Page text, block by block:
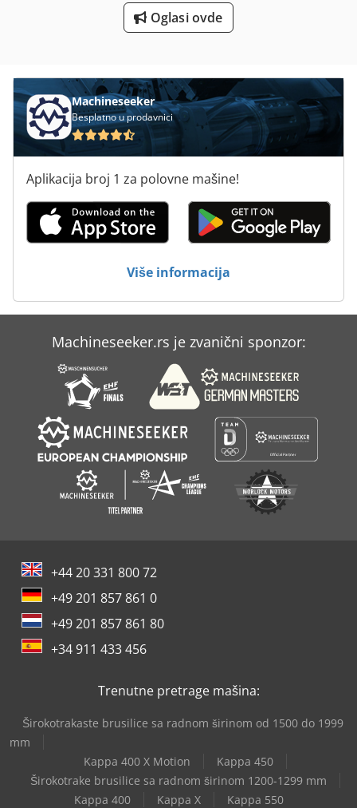
Štampanje Na Papiru
Oglasi ovde
Machineseeker
Besplatno u prodavnici
Aplikacija broj 1 za polovne mašine!
Više informacija
Machineseeker.rs je zvanični sponzor:
+44 20 331 800 72
+49 201 857 861 0
+49 201 857 861 80
+34 911 433 456
Trenutne pretrage mašina:
Širokotrakaste brusilice sa radnom širinom od 1500 do 1999
mm
Kappa 400 X Motion
Kappa 450
Širokotrake brusilice sa radnom širinom 1200-1299 mm
Kappa 400
Kappa X Kappa 550